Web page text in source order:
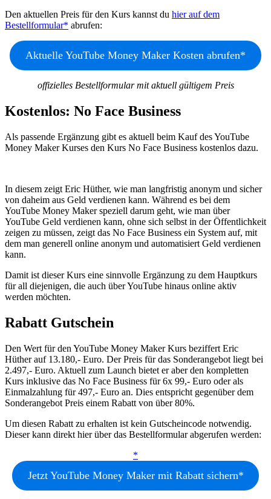
Den aktuellen Preis für den Kurs kannst du hier auf dem
Bestellformular
abrufen:
Aktuelle YouTube Money Maker Kosten abrufen
offizielles Bestellformular mit aktuell gültigem Preis
Kostenlos: No Face Business
Als passende Ergänzung gibt es aktuell beim Kauf des YouTube
Money Maker Kurses den Kurs No Face Business kostenlos dazu.
In diesem zeigt Eric Hüther, wie man langfristig anonym und sicher
von daheim aus Geld verdienen kann. Während es bei dem
YouTube Money Maker speziell darum geht, wie man über
YouTube Geld verdienen kann, ohne sich selbst in der Öffentlichkeit
zeigen zu müssen, zeigt das No Face Business ein System auf, mit
dem man generell online anonym und automatisiert Geld verdienen
kann.
Damit ist dieser Kurs eine sinnvolle Ergänzung zu dem Hauptkurs
für all diejenigen, die auch über YouTube hinaus online aktiv
werden möchten.
Rabatt Gutschein
Den Wert für den YouTube Money Maker Kurs beziffert Eric
Hüther auf 13.180,- Euro. Der Preis für das Sonderangebot liegt bei
2.497,- Euro. Aktuell zum Launch bietet er aber den kompletten
Kurs inklusive das No Face Business für 6x 99,- Euro oder als
Einmalzahlung für 497,- Euro an. Dies entspricht gegenüber dem
Sonderangebot Preis einem Rabatt von über 80%.
Um diesen Rabatt zu erhalten ist kein Gutscheincode notwendig.
Dieser kann direkt hier über das Bestellformular abgerufen werden:
Jetzt YouTube Money Maker mit Rabatt sichern